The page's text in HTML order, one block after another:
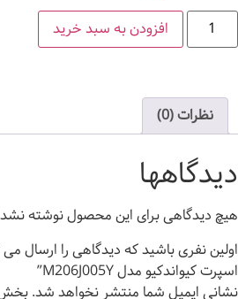
افزودن به سبد خرید
نظرات (0)
دیدگاهها
هیچ دیدگاهی برای این محصول نوشته
اولین نفری باشید که دیدگاهی را ارسال
اسپرت کیواندکیو مدل M206J005Y”
نشانی ایمیل شما منتشر نخواهد شد.